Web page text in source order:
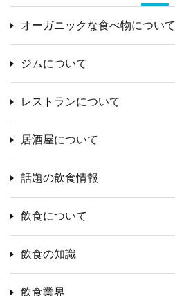
オーガニックな食べ物について
ジムについて
レストランについて
居酒屋について
話題の飲食情報
飲食について
飲食の知識
飲食業界